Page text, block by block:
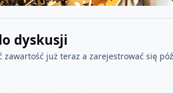
dyskusji
zawartość już teraz a zarejestrować się